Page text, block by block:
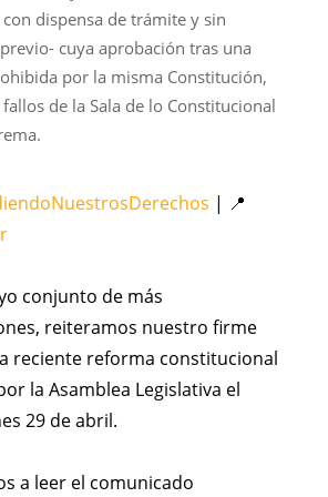
dispensa de trámite y sin
cuya aprobación tras una
por la misma Constitución,
de la Sala de lo Constitucional
| 📍
conjunto de más
reiteramos nuestro firme
reciente reforma constitucional
la Asamblea Legislativa el
29 de abril.
a leer el comunicado